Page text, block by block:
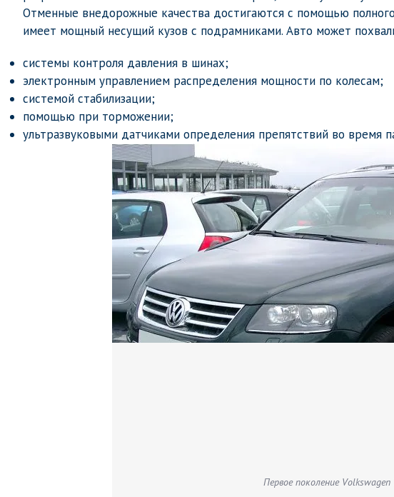
Отменные внедорожные качества достигаются с помощью
имеет мощный несущий кузов с подрамниками. Авто может
системы контроля давления в шинах;
электронным управлением распределения мощности по колесам;
системой стабилизации;
помощью при торможении;
ультразвуковыми датчиками определения препятствий во время
Первое поколение Volkswagen